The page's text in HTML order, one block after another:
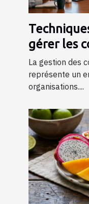
gérer les
formation
La gestion des
représente un
organisations....